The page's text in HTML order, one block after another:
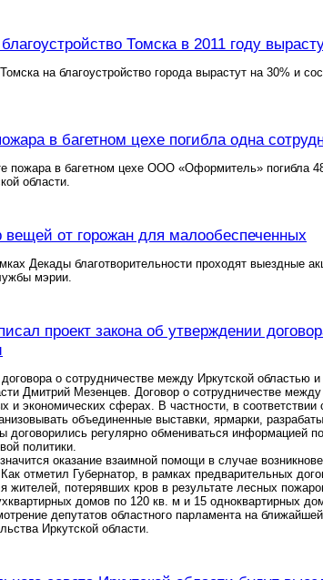
Томска в 2011 году
на благоустройство города вырастут на 30% и
в багетном цехе погибла одна
пожара в багетном цехе ООО «Оформитель» погибла
области.
вещей от горожан для малообеспеченных
Декады благотворительности проходят выездные
мэрии.
проект закона об утверждении
о сотрудничестве между Иркутской
Дмитрий Мезенцев. Договор о сотрудничестве
и экономических сферах. В частности, в
объединенные выставки, ярмарки,
договорились регулярно обмениваться информацией
политики.
оказание взаимной помощи в случае
отметил Губернатор, в рамках предварительных
жителей, потерявших кров в результате лесных
домов по 120 кв. м и 15 одноквартирных
депутатов областного парламента на
Иркутской области.